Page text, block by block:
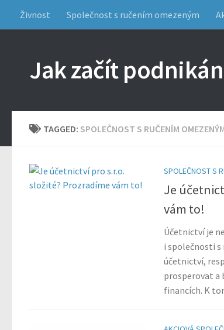
Živnost Společnost s ručením omezeným
Jak začít
TAGGED: SPOLEČNOST S RUČENÍM
SPOLEČNOST S
Je
vám to!
Účetnictví je
i společnosti s
účetnictví,
prosperovat a
financích. K